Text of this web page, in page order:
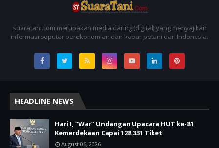
suaratani.com merupakan media daring (digital) yang menyajikan
informasi seputar perekonomian dan kabar petani dari Indonesia.
HEADLINE NEWS
Hari I, “War” Undangan Upacara HUT ke-81
Kemerdekaan Capai 128.331 Tiket
August 06, 2026